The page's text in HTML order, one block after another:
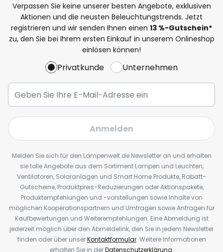
Verpassen Sie keine unserer besten Angebote, exklusiven
Aktionen und die neusten Beleuchtungstrends. Jetzt
registrieren und wir senden Ihnen einen 13 %-Gutschein*
zu, den Sie bei Ihrem ersten Einkauf in unserem Onlineshop
einlösen können!
Privatkunde Unternehmen
Anmelden
Melden Sie sich für den Lampenwelt.de Newsletter an und erhalten
sie tolle Angebote aus dem Sortiment Lampen und Leuchten,
Ventilatoren, Solaranlagen und Smart Home Produkte, Rabatt-
Gutscheine, Produktpreis-Reduzierungen oder Aktionspakete,
Produktempfehlungen und -vorstellungen sowie Inhalte von
möglichen Kooperationspartnern und Umfragen sowie Anfragen für
Kaufbewertungen und Weiterempfehlungen. Eine Abmeldung ist
jederzeit möglich über den Abmeldelink, den Sie in jedem Newsletter
finden oder über unserKontaktformular. Weitere Informationen
erhalten Sie in derDatenschutzerklärung.